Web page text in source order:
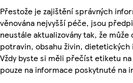
Přestože je zajištění správných
věnována nejvyšší péče, jsou
neustále aktualizovány tak, že
potravin, obsahu živin, dietetických
Vždy byste si měli přečíst etiketu
pouze na informace poskytnuté na